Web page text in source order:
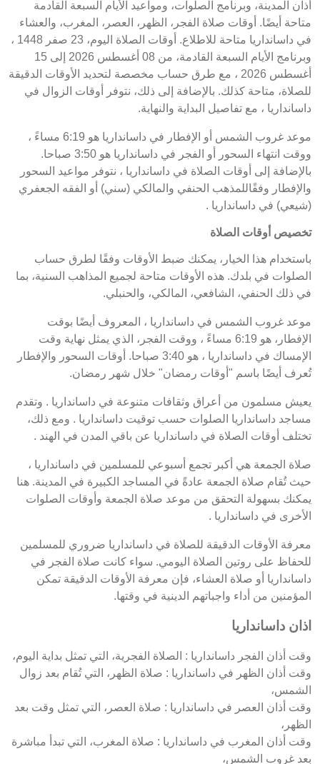
أذان المدينة، وبرنامج الصلوات، ومواعيد الأيام السبعة القادمة
متاحة أيضًا. أوقات صلاة الفجر، الظهر، العصر، المغرب، والعشاء
في داسانداريا متاحة للاطلاع. أوقات الصلاة اليوم، 23 صفر 1448 ،
وبرنامج الأيام السبعة القادمة، من 08 أغسطس 2026 إلى 15
أغسطس 2026 ، مع طرق حساب مخصصة لتحديد الأوقات الدقيقة
للصلاة، متاحة كذلك. بالإضافة إلى ذلك، نتوفر أوقات الزوال في
داسانداريا ، مع تفاصيل البداية والنهاية.
موعد غروب الشمس أو الإفطار في داسانداريا هو 6:19 مساءً ،
ووقت انتهاء السحور أو الفجر في داسانداريا هو 3:50 صباحا.
بالإضافة إلى أوقات الصلاة في داسانداريا ، نتوفر مواعيد السحور
والإفطار وفقًاللمذهب الحنفي والمالكي (سني) أو الفقه الجعفري
(شيعي) في داسانداريا .
تخصيص أوقات الصلاة
باستخدام هذا الخيار، يمكنك ضبط الأوقات وفقًا لطرق حساب
الصلوات في بلدك. هذه الأوقات متاحة لجميع المذاهب السنية، بما
في ذلك الحنفي، الشافعي، المالكي، والحنبلي.
موعد غروب الشمس في داسانداريا ، المعروف أيضًا بوقت
الإفطار، هو 6:19 مساءً ، ووقت الفجر، الذي يمثل نهاية وقت
الإمساك في داسانداريا ، هو 3:40 صباحا. أوقات السحور والإفطار
تُعرف أيضًا باسم "أوقات رمضان" خلال شهر رمضان.
يعيش مسلمون من أعراق وثقافات متنوعة في داسانداريا . وتقدم
مساجد داسانداريا الصلوات حسب توقيت داسانداريا . ومع ذلك،
تختلف أوقات الصلاة في داسانداريا عن باقي المدن في الهند .
صلاة الجمعة هي أكبر تجمع أسبوعي للمسلمين في داسانداريا ،
حيث تُقام صلاة الجمعة عادةً في المساجد الكبيرة في المدينة. هنا
يمكنك بسهولة التحقق من موعد صلاة الجمعة وأوقات الصلوات
الأخرى في داسانداريا .
معرفة الأوقات الدقيقة للصلاة في داسانداريا ضروري للمسلمين
للحفاظ على روتين الصلاة اليومي. سواء كانت صلاة الفجر في
داسانداريا أو صلاة العشاء، فإن معرفة الأوقات الدقيقة تمكن
المؤمنين من أداء واجباتهم الدينية في وقتها.
اذان داسانداريا
وقت أذان الفجر داسانداريا : الصلاة الفجرية، التي تمثل بداية اليوم،
وقت أذان الظهر في داسانداريا : صلاة الظهر، التي تُقام بعد زوال
الشمس،
وقت أذان العصر في داسانداريا : صلاة العصر، التي تمثل وقت بعد
الظهر،
وقت أذان المغرب في داسانداريا : صلاة المغرب، التي تبدأ مباشرة
بعد غروب الشمس،